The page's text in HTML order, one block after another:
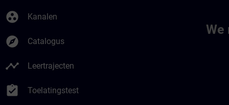
group_work Kanalen
explore Catalogus
timeline Leertrajecten
assignment_turned_in Toelatingstest
We